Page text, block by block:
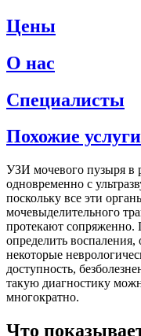
Цены
О нас
Специалисты
Похожие услуги
УЗИ мочевого пузыря в
одновременно с
поскольку все эти
мочевыделительного
протекают сопряженно.
определить
некоторые
доступность,
такую диагностику
многократно.
Что